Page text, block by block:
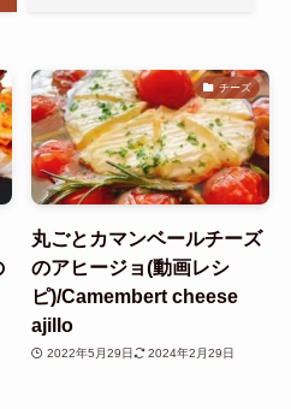
チーズ
丸ごとカマンベールチーズ
のアヒージョ(動画レシ
ピ)/Camembert cheese
ajillo
2022年5月29日 2024年2月29日